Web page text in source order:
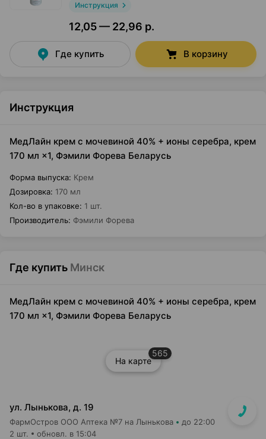
Инструкция
12,05 — 22,96 р.
Где купить В корзину
Инструкция
МедЛайн крем с мочевиной 40% + ионы серебра, крем
170 мл ×1, Фэмили Форева Беларусь
Форма выпуска: Крем
Дозировка: 170 мл
Кол-во в упаковке: 1 шт.
Производитель: Фэмили Форева
Где купить Минск
МедЛайн крем с мочевиной 40% + ионы серебра, крем
170 мл ×1, Фэмили Форева Беларусь
На карте
565
ул. Лынькова, д. 19
ФармОстров ООО Аптека №7 на Лынькова до 22:00
2 шт. обновл. в 15:04